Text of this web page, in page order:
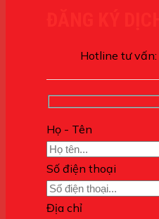
Hotline tư vấn:
Họ - Tên
Số điện thoại
Địa chỉ